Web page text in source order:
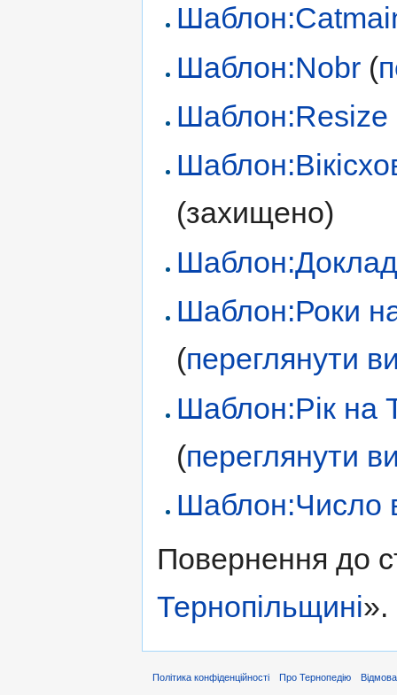
Шаблон:Nobr (
Шаблон:Resize
(захищено)
Шаблон:Роки
(переглянути
Шаблон:Рік на
(переглянути
Шаблон:Число
Повернення до
Тернопільщині».
Політика конфіденційності Про Тернопедію Відмова